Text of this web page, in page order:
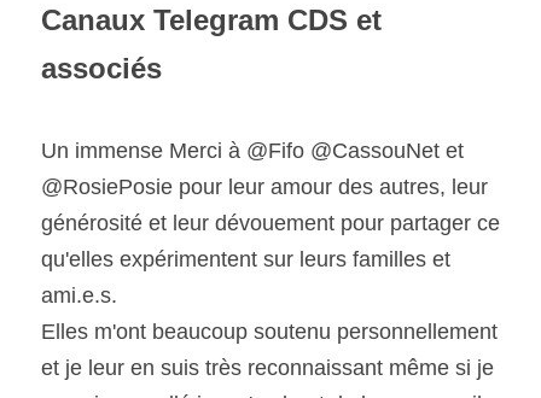
Canaux Telegram CDS et
associés
Un immense Merci à @Fifo @CassouNet et
@RosiePosie pour leur amour des autres, leur
générosité et leur dévouement pour partager ce
qu'elles expérimentent sur leurs familles et
ami.e.s.
Elles m'ont beaucoup soutenu personnellement
et je leur en suis très reconnaissant même si je